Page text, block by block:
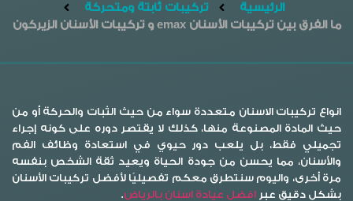
الرئيسية
تركيبات ثابتة ومتحركة
ما الفرق بين تركيبات الأسنان emax​ و تركيبات الأسنان الزيركون
انواع تركيبات الاسنان متعددة سواء من حيث الثبات والحركة أو من
حيث المادة المصنوعة منها، كذلك لا يقتصر دوره على كونه إجراء
تجميلي فقط، بل يلعب دور حيوي في استعادة وظائف الفم
والأسنان، مما يحسن من جودة الحياة ويعيد ثقة الشخص بنفسه
مرة أخرى، واليوم سنتطرق معكم تفصيليًا لأفضل تركيبات الأسنان
بشكل دقيق عبر افضل عيادة اسنان بالرياض.